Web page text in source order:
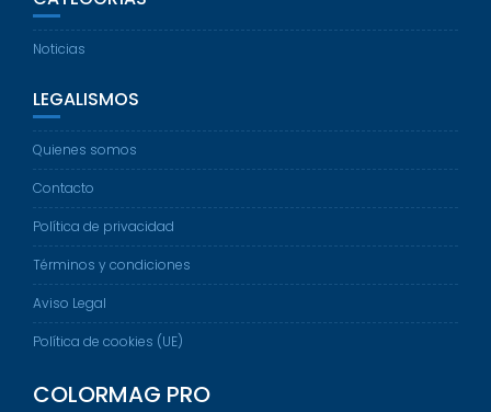
Noticias
LEGALISMOS
Quienes somos
Contacto
Política de privacidad
Términos y condiciones
Aviso Legal
Política de cookies (UE)
COLORMAG PRO